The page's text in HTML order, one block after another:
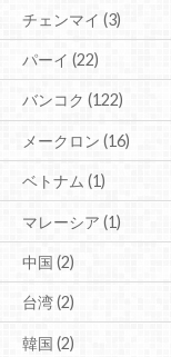
チェンマイ(3)
パーイ(22)
バンコク(122)
メークロン(16)
ベトナム(1)
マレーシア(1)
中国(2)
台湾(2)
韓国(2)